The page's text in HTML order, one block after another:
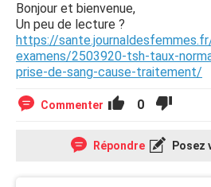
Bonjour et bienvenue,
Un peu de lecture ?
https://
examens/2503920-tsh-taux-
prise-de-sang-cause-traitement/
Commenter 0
Répondre Posez